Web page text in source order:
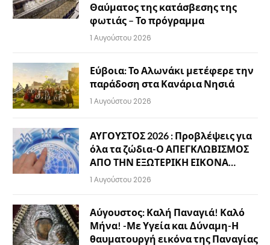
Θαύματος της κατάσβεσης της
φωτιάς – Το πρόγραμμα
1 Αυγούστου 2026
Εύβοια: Το Αλωνάκι μετέφερε την
παράδοση στα Κανάρια Νησιά
1 Αυγούστου 2026
ΑΥΓΟΥΣΤΟΣ 2026 : Προβλέψεις για
όλα τα ζώδια-Ο ΑΠΕΓΚΛΩΒΙΣΜΟΣ
ΑΠΟ ΤΗΝ ΕΞΩΤΕΡΙΚΗ ΕΙΚΟΝΑ…
1 Αυγούστου 2026
Αύγουστος: Καλή Παναγιά! Καλό
Μήνα! -Με Υγεία και Δύναμη-Η
θαυματουργή εικόνα της Παναγίας